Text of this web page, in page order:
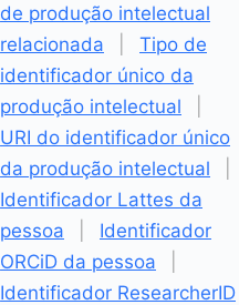
de produção intelectual
relacionada
Tipo de
identificador único da
produção intelectual
URI do identificador único
da produção intelectual
Identificador Lattes da
pessoa
Identificador
ORCiD da pessoa
Identificador ResearcherID